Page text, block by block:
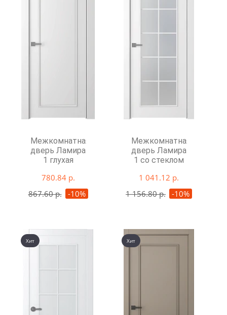
Межкомнатная
дверь Ламира
1 глухая
780.84 р.
867.60 р.
-10%
Межкомнатная
дверь Ламира
1 со стеклом
1 041.12 р.
1 156.80 р. -10%
Хит Хит